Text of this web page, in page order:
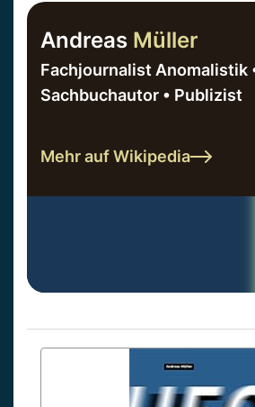
Andreas Müller
Fachjournalist Anomalistik
Sachbuchautor • Publizist
Mehr auf Wikipedia